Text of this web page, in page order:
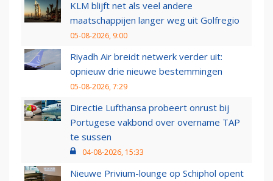
KLM blijft net als veel andere
maatschappijen langer weg uit Golfregio
05-08-2026, 9:00
Riyadh Air breidt netwerk verder uit:
opnieuw drie nieuwe bestemmingen
05-08-2026, 7:29
Directie Lufthansa probeert onrust bij
Portugese vakbond over overname TAP
te sussen
04-08-2026, 15:33
Nieuwe Privium-lounge op Schiphol opent